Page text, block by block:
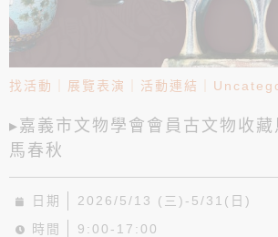
找活動 展覽表演 活動連結
▸嘉義市文物學會會員古文物收
馬春秋
日期
2026/5/13 (三)-5/31(日)
時間
9:00-17:00